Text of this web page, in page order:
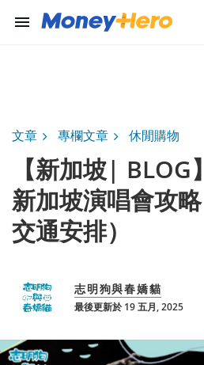
menu
文章 專欄文章 休閒購物
【新加坡|
新加坡演唱會攻
交通安排）
志明狗與春嬌貓
最後更新於 19 五月, 2025